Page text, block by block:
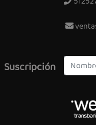
Suscripción